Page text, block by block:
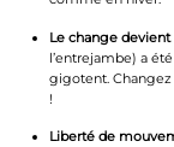
Le change devient
l’entrejambe) a
gigotent.
!
Liberté de